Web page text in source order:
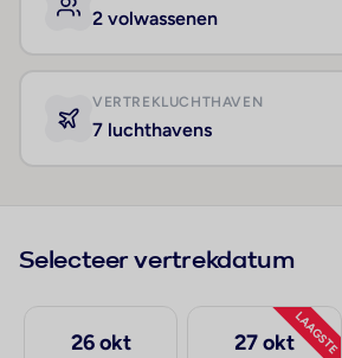
2 volwassenen
VERTREKLUCHTHAVEN
7 luchthavens
Selecteer vertrekdatum
26 okt LAAGSTE
27 okt